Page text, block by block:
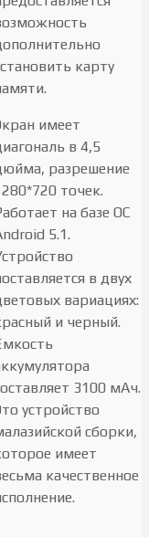
карту
имеет
в 4,5
разрешение
точек.
на базе ОС
5.1.
в двух
вариациях:
и черный.
3100 мАч.
устройство
сборки,
имеет
качественное